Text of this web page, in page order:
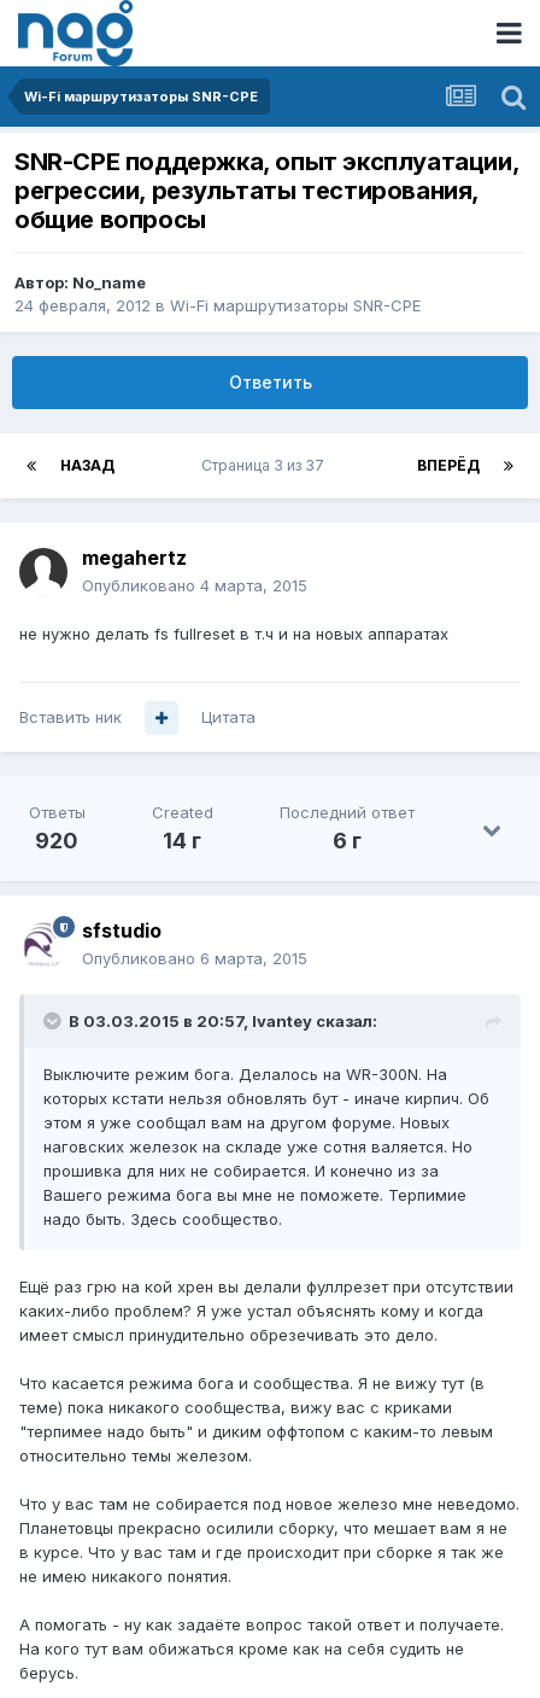
Wi-Fi маршрутизаторы SNR-CPE
SNR-CPE поддержка, опыт эксплуатации,
регрессии, результаты тестирования,
общие вопросы
Автор: No_name
24 февраля, 2012 в Wi-Fi маршрутизаторы SNR-CPE
Ответить
НАЗАД ВПЕРЁД
Страница 3 из 37
megahertz
Опубликовано 4 марта, 2015
не нужно делать fs fullreset в т.ч и на новых аппаратах
Вставить ник Цитата
Ответы
920
Created
14 г
Последний ответ
6 г
sfstudio
Опубликовано 6 марта, 2015
В 03.03.2015 в 20:57, Ivantey сказал:
Выключите режим бога. Делалось на WR-300N. На
которых кстати нельзя обновлять бут - иначе кирпич. Об
этом я уже сообщал вам на другом форуме. Новых
наговских железок на складе уже сотня валяется. Но
прошивка для них не собирается. И конечно из за
Вашего режима бога вы мне не поможете. Терпимие
надо быть. Здесь сообщество.
Ещё раз грю на кой хрен вы делали фуллрезет при отсутствии
каких-либо проблем? Я уже устал объяснять кому и когда
имеет смысл принудительно обрезечивать это дело.
Что касается режима бога и сообщества. Я не вижу тут (в
теме) пока никакого сообщества, вижу вас с криками
"терпимее надо быть" и диким оффтопом с каким-то левым
относительно темы железом.
Что у вас там не собирается под новое железо мне неведомо.
Планетовцы прекрасно осилили сборку, что мешает вам я не
в курсе. Что у вас там и где происходит при сборке я так же
не имею никакого понятия.
А помогать - ну как задаёте вопрос такой ответ и получаете.
На кого тут вам обижаться кроме как на себя судить не
берусь.